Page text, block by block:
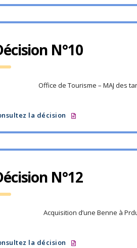
N°10
Office de Tourisme – MAJ des
la décision
N°12
Acquisition d’une Benne à
la décision